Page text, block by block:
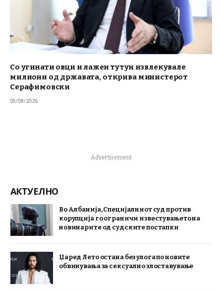
Со угинати овци и лажен тутун извлекувале
милиони од државата, открива министерот
Серафимовски
05/08/2026
Advertisement
АКТУЕЛНО
Во Албанија, Специјалниот суд против
корупција го ограничи известувањето на
новинарите од судските постапки
Џаред Лето остана без улога по новите
обвинувања за сексуално злоставување